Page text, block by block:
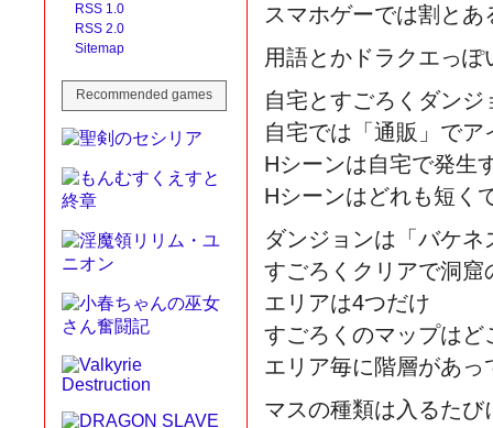
スマホゲーでは割とあ
用語とかドラクエっぽ
自宅とすごろくダン
自宅では「通販」でア
Hシーンは自宅で発生
Hシーンはどれも短く
ダンジョンは「バケ
すごろくクリアで洞窟
エリアは4つだけ
すごろくのマップはど
エリア毎に階層があ
マスの種類は入るたび
RSS 1.0
RSS 2.0
Sitemap
Recommended games